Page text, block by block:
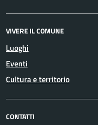
VIVERE IL COMUNE
Luoghi
Eventi
Cultura e territorio
CONTATTI